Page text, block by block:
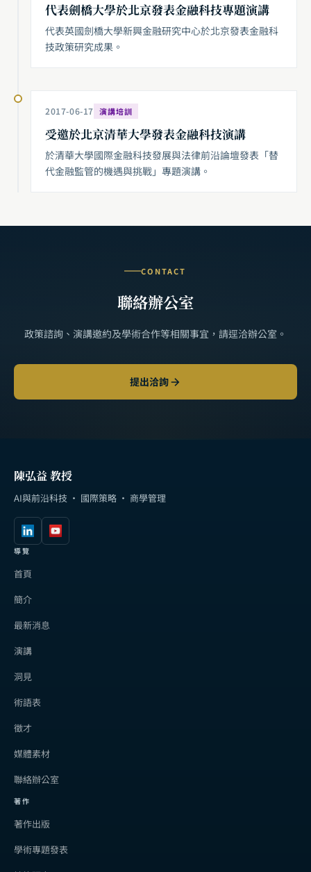
代表劍橋大學於北京發表金融科技專題演講
代表英國劍橋大學新興金融研究中心於北京發表金融科
技政策研究成果。
2017-06-17 演講培訓
受邀於北京清華大學發表金融科技演講
於清華大學國際金融科技發展與法律前沿論壇發表「替
代金融監管的機遇與挑戰」專題演講。
CONTACT
聯絡辦公室
政策諮詢、演講邀約及學術合作等相關事宜，請逕洽辦公室。
提出洽詢
陳弘益 教授
AI與前沿科技 · 國際策略 · 商學管理
導覽
首頁
簡介
最新消息
演講
洞見
術語表
徵才
媒體素材
聯絡辦公室
著作
著作出版
學術專題發表